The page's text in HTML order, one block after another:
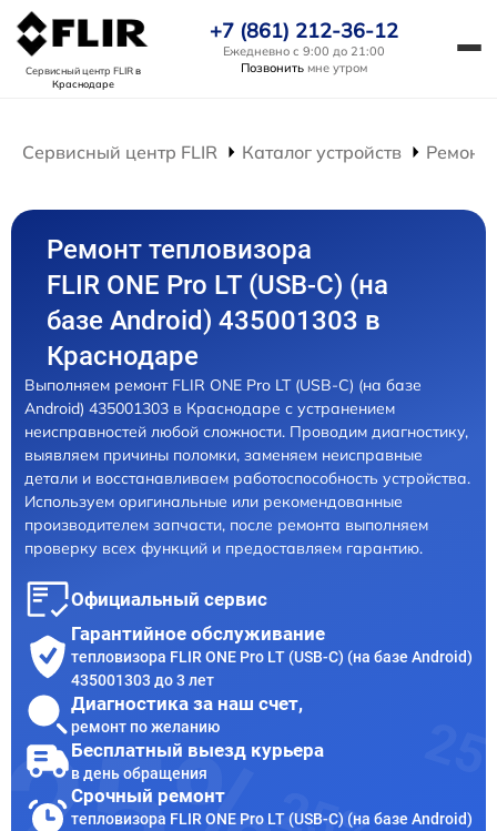
Сервисный центр FLIRв
Краснодаре
+7 (861) 212-36-12
Ежедневно с 9:00 до 21:00
Позвонить мне утром
Сервисный центр FLIR Каталог устройств Ремонт
Ремонт тепловизора
FLIR ONE Pro LT (USB-C) (на
базе Android) 435001303 в
Краснодаре
Выполняем ремонт FLIR ONE Pro LT (USB-C) (на базе
Android) 435001303 в Краснодаре с устранением
неисправностей любой сложности. Проводим диагностику,
выявляем причины поломки, заменяем неисправные
детали и восстанавливаем работоспособность устройства.
Используем оригинальные или рекомендованные
производителем запчасти, после ремонта выполняем
проверку всех функций и предоставляем гарантию.
Официальный сервис
Гарантийное обслуживание
тепловизора FLIR ONE Pro LT (USB-C) (на базе Android)
435001303 до 3 лет
Диагностика за наш счет,
ремонт по желанию
Бесплатный выезд курьера
в день обращения
Срочный ремонт
тепловизора FLIR ONE Pro LT (USB-C) (на базе Android)